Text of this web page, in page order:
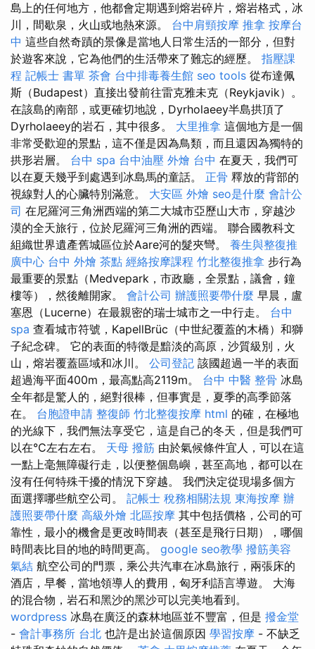
島上的任何地方，他都會定期遇到熔岩碎片，熔岩格式，冰
川，間歇泉，火山或地熱來源。 台中肩頸按摩 推拿 按摩台
中 這些自然奇蹟的景像是當地人日常生活的一部分，但對
於遊客來說，它為他們的生活帶來了難忘的經歷。 指壓課
程 記帳士 書單 茶會 台中排毒養生館 seo tools 從布達佩
斯（Budapest）直接出發前往雷克雅未克（Reykjavik）。
在該島的南部，或更確切地說，Dyrholaeey半島拱頂了
Dyrholaeey的岩石，其中很多。 大里推拿 這個地方是一個
非常受歡迎的景點，這不僅是因為鳥類，而且還因為獨特的
拱形岩層。 台中 spa 台中油壓 外燴 台中 在夏天，我們可
以在夏天幾乎到處遇到冰島馬的童話。 正骨 釋放的背部的
視線對人的心臟特別滿意。 大安區 外燴 seo是什麼 會計公
司 在尼羅河三角洲西端的第二大城市亞歷山大市，穿越沙
漠的全天旅行，位於尼羅河三角洲的西端。 聯合國教科文
組織世界遺產舊城區位於Aare河的髮夾彎。 養生與整復推
廣中心 台中 外燴 茶點 經絡按摩課程 竹北整復推拿 步行為
最重要的景點（Medvepark，市政廳，全景點，議會，鐘
樓等），然後離開家。 會計公司 辦護照要帶什麼 早晨，盧
塞恩（Lucerne）在最親密的瑞士城市之一中行走。 台中
spa 查看城市符號，KapellBrüc（中世紀覆蓋的木橋）和獅
子紀念碑。 它的表面的特徵是黯淡的高原，沙質級別，火
山，熔岩覆蓋區域和冰川。 公司登記 該國超過一半的表面
超過海平面400m，最高點高2119m。 台中 中醫 整骨 冰島
全年都是驚人的，絕對很棒，但事實是，夏季的高季節落
在。 台胞證申請 整復師 竹北整復按摩 html 的確，在極地
的光線下，我們無法享受它，這是自己的冬天，但是我們可
以在°C左右左右。 天母 撥筋 由於氣候條件宜人，可以在這
一點上毫無障礙行走，以便整個島嶼，甚至高地，都可以在
沒有任何特殊干擾的情況下穿越。 我們決定從現場多個方
面選擇哪些航空公司。 記帳士 稅務相關法規 東海按摩 辦
護照要帶什麼 高級外燴 北區按摩 其中包括價格，公司的可
靠性，最小的機會是更改時間表（甚至是飛行日期），哪個
時間表比目的地的時間更高。 google seo教學 撥筋美容
氣結 航空公司的門票，乘公共汽車在冰島旅行，兩張床的
酒店，早餐，當地領導人的費用，匈牙利語言導遊。 大海
的混合物，岩石和黑沙的黑沙可以完美地看到。
wordpress 冰島在廣泛的森林地區並不豐富，但是 撥金堂
- 會計事務所 台北 也許是出於這個原因 學習按摩 - 不缺乏